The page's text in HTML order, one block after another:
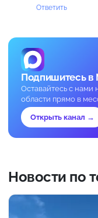
Ответить
Подпишитесь в
Оставайтесь с нами
области прямо в
Открыть канал →
Новости по